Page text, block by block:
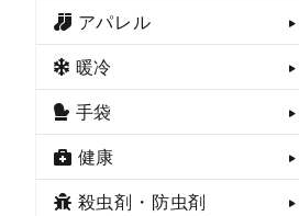
アパレル
暖冷
手袋
健康
殺虫剤・防虫剤